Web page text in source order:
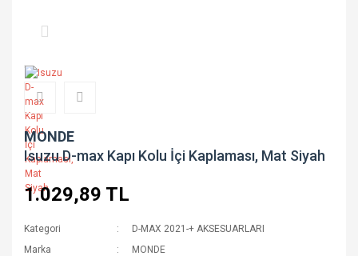
MONDE
Isuzu D-max Kapı Kolu İçi Kaplaması, Mat Siyah
1.029,89 TL
Kategori
D-MAX 2021-+ AKSESUARLARI
Marka
MONDE